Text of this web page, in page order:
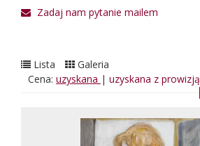
Zadaj nam pytanie mailem
Lista
Galeria
Cena: uzyskana | uzyskana z prowizją